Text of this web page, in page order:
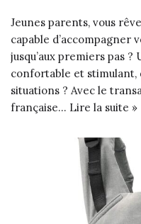
Jeunes parents, vous
capable d’accompagner
jusqu’aux premiers pas
confortable et stimulant,
situations ? Avec le
française… Lire la suite »